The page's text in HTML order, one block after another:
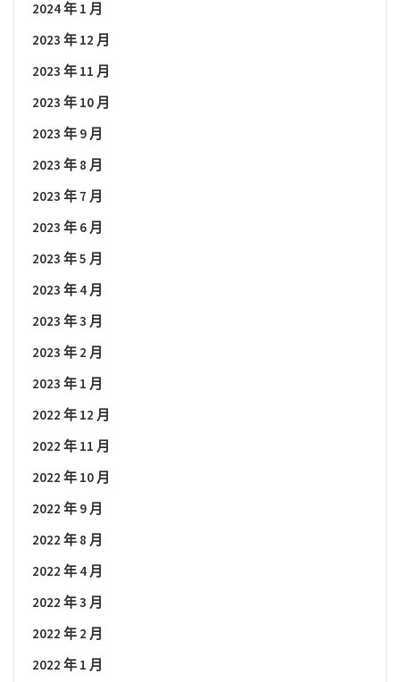
2024 年 1 月
2023 年 12 月
2023 年 11 月
2023 年 10 月
2023 年 9 月
2023 年 8 月
2023 年 7 月
2023 年 6 月
2023 年 5 月
2023 年 4 月
2023 年 3 月
2023 年 2 月
2023 年 1 月
2022 年 12 月
2022 年 11 月
2022 年 10 月
2022 年 9 月
2022 年 8 月
2022 年 4 月
2022 年 3 月
2022 年 2 月
2022 年 1 月